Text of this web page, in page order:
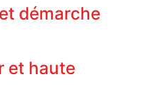
démarche
et haute